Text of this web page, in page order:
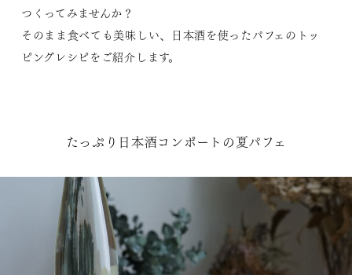
つくってみませんか？
そのまま食べても美味しい、日本酒を使ったパフェのトッ
ピングレシピをご紹介します。
たっぷり日本酒コンポートの夏パフェ